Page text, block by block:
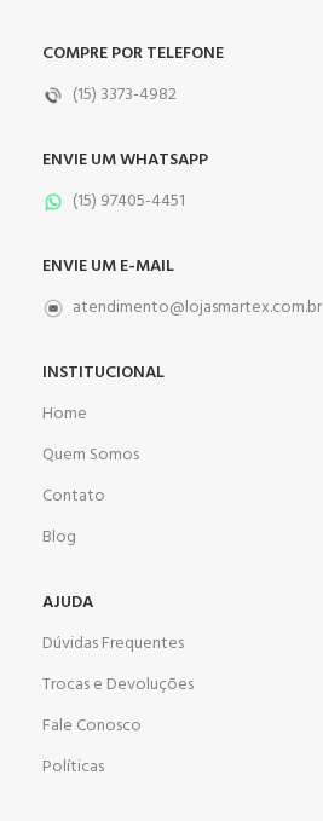
COMPRE POR TELEFONE
(15) 3373-4982
ENVIE UM WHATSAPP
(15) 97405-4451
ENVIE UM E-MAIL
atendimento@lojasmartex.com.br
INSTITUCIONAL
Home
Quem Somos
Contato
Blog
AJUDA
Dúvidas Frequentes
Trocas e Devoluções
Fale Conosco
Políticas